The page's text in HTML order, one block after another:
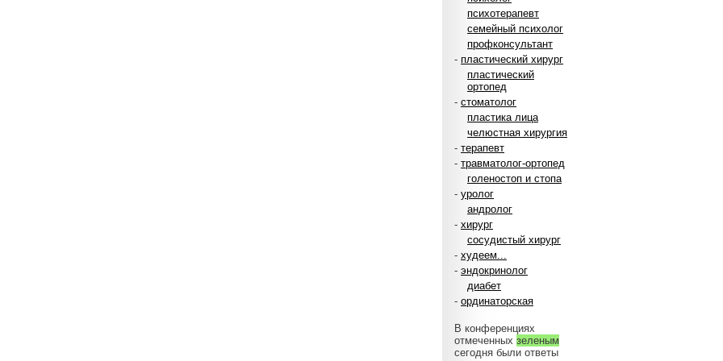
психотерапевт
семейный психолог
профконсультант
- пластический хирург
пластический
ортопед
- стоматолог
пластика лица
челюстная хирургия
- терапевт
- травматолог-ортопед
голеностоп и стопа
- уролог
андролог
- хирург
сосудистый хирург
- худеем...
- эндокринолог
диабет
- ординаторская
В конференциях
отмеченных зеленым
сегодня были ответы